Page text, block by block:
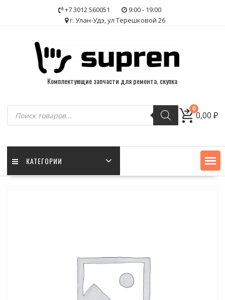
+7 3012 560051
9:00 - 19:00
г. Улан-Удэ, ул Терешковой 26
Комплектующие запчасти для ремонта, скупка
Поиск
товаров
0
0,00₽
КАТЕГОРИИ